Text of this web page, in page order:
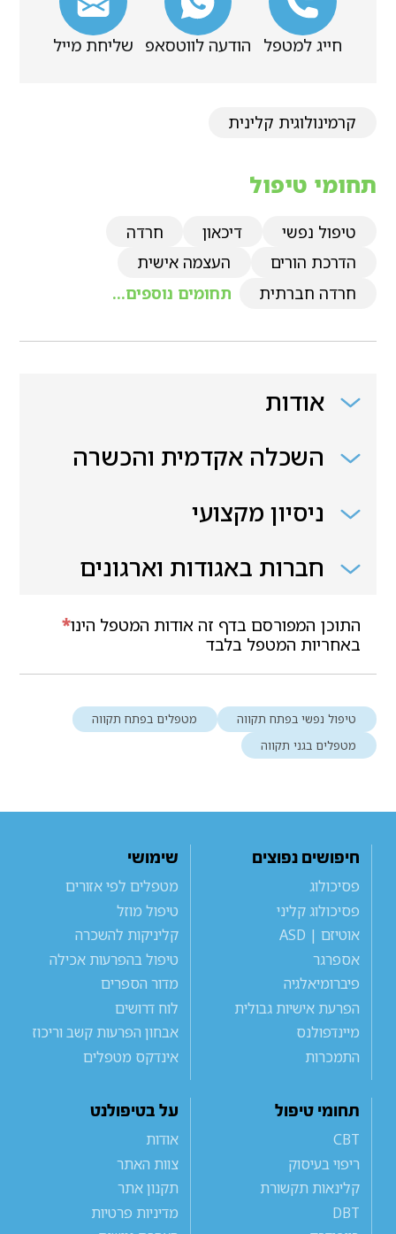
חייג למטפל הודעה לווטסאפ שליחת מייל
קרמינולוגית קלינית
תחומי טיפול
טיפול נפשי דיכאון
חרדה
הדרכת הורים
העצמה אישית
חרדה חברתית
תחומים נוספים...
אודות
השכלה אקדמית והכשרה
ניסיון מקצועי
חברות באגודות וארגונים
*התוכן המפורסם בדף זה אודות המטפל הינו
באחריות המטפל בלבד
טיפול נפשי בפתח תקווה
מטפלים בפתח תקווה
מטפלים בגני תקווה
חיפושים נפוצים
פסיכולוג
פסיכולוג קליני
אוטיזם | ASD
אספרגר
פיברומיאלגיה
הפרעת אישיות גבולית
מיינדפולנס
התמכרות
שימושי
מטפלים לפי אזורים
טיפול מוזל
קליניקות להשכרה
טיפול בהפרעות אכילה
מדור הספרים
לוח דרושים
אבחון הפרעות קשב וריכוז
אינדקס מטפלים
תחומי טיפול
CBT
ריפוי בעיסוק
קלינאות תקשורת
DBT
על בטיפולנט
אודות
צוות האתר
תקנון אתר
מדיניות פרטיות